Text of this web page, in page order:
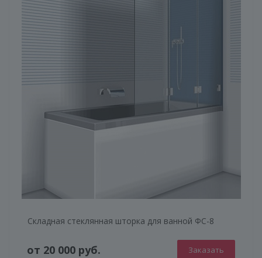
Складная стеклянная шторка для ванной ФС-8
от 20 000 руб. Заказать